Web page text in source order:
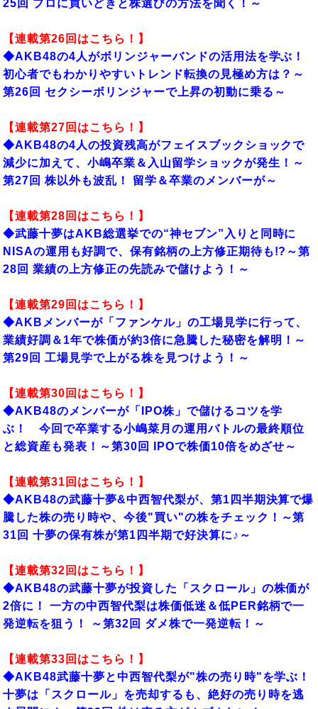
25回 プロに買いどきと株選びの方法を聞く！～
【連載第26回はこちら！】
◆AKB48の4人がボリンジャーバンドの活用法を学ぶ！
初心者でもわかりやすいトレンド転換の見極め方は？～
第26回 セクシーボリンジャーで上昇の初動に乗る～
【連載第27回はこちら！】
◆AKB48の4人の投資残高がフェイスブックショックで
減少に加えて、小嶋卒業＆入山留学ショックが発生！～
第27回 株以外も波乱！ 留学＆卒業のメンバーが～
【連載第28回はこちら！】
◆武藤十夢はAKB総選挙での“神セブン”入りと同時に
NISAの運用も好調で、保有銘柄の上方修正期待も!?～第
28回 業績の上方修正の先読みで儲けよう！～
【連載第29回はこちら！】
◆AKBメンバーが「ファンケル」の工場見学に行って、
業績好調＆1年で株価が約3倍に急騰した秘密を解明！～
第29回 工場見学で上がる株を見つけよう！～
【連載第30回はこちら！】
◆AKB48のメンバーが「IPO株」で儲けるコツを学
ぶ！ 今回で卒業する小嶋菜月の運用バトルの最終順位
と総資産も発表！～第30回 IPOで株価10倍をめざせ～
【連載第31回はこちら！】
◆AKB48の武藤十夢&中西智代梨が、第1四半期決算で爆
騰した株の売り時や、今後"買い"の株をチェック！～第
31回 十夢の保有株が第1四半期で好決算に♪～
【連載第32回はこちら！】
◆AKB48の武藤十夢が投資した「スクロール」の株価が
2倍に！ 一方の中西智代梨は株価低迷＆低PER銘柄で一
発逆転を狙う！ ～第32回 ダメ株で一発逆転！～
【連載第33回はこちら！】
◆AKB48武藤十夢と中西智代梨が"株の売り時"を学ぶ！
十夢は「スクロール」を売却するも、絶好の売り時を逃